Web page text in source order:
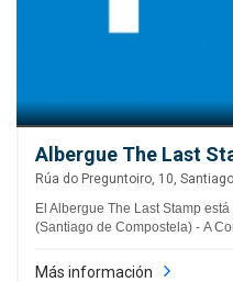
Albergue The Last
Rúa do Preguntoiro, 10,
El Albergue The Last Stamp
(Santiago de Compostela) - A
Más información